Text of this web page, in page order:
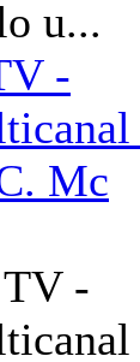
u...
-
Mc